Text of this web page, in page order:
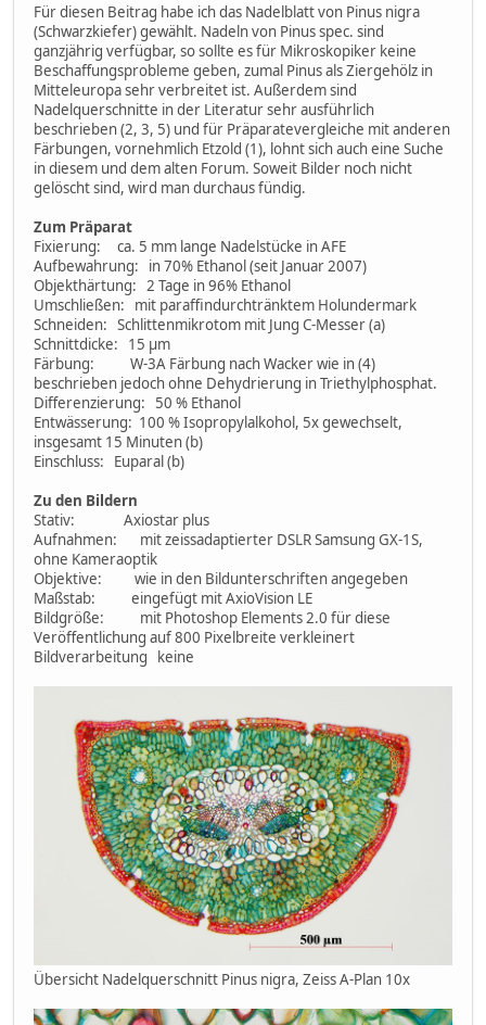
Für diesen Beitrag habe ich das Nadelblatt von Pinus nigra
(Schwarzkiefer) gewählt. Nadeln von Pinus spec. sind
ganzjährig verfügbar, so sollte es für Mikroskopiker keine
Beschaffungsprobleme geben, zumal Pinus als Ziergehölz in
Mitteleuropa sehr verbreitet ist. Außerdem sind
Nadelquerschnitte in der Literatur sehr ausführlich
beschrieben (2, 3, 5) und für Präparatevergleiche mit anderen
Färbungen, vornehmlich Etzold (1), lohnt sich auch eine Suche
in diesem und dem alten Forum. Soweit Bilder noch nicht
gelöscht sind, wird man durchaus fündig.
Zum Präparat
Fixierung: ca. 5 mm lange Nadelstücke in AFE
Aufbewahrung: in 70% Ethanol (seit Januar 2007)
Objekthärtung: 2 Tage in 96% Ethanol
Umschließen: mit paraffindurchtränktem Holundermark
Schneiden: Schlittenmikrotom mit Jung C-Messer (a)
Schnittdicke: 15 µm
Färbung: W-3A Färbung nach Wacker wie in (4)
beschrieben jedoch ohne Dehydrierung in Triethylphosphat.
Differenzierung: 50 % Ethanol
Entwässerung: 100 % Isopropylalkohol, 5x gewechselt,
insgesamt 15 Minuten (b)
Einschluss: Euparal (b)
Zu den Bildern
Stativ: Axiostar plus
Aufnahmen: mit zeissadaptierter DSLR Samsung GX-1S,
ohne Kameraoptik
Objektive: wie in den Bildunterschriften angegeben
Maßstab: eingefügt mit AxioVision LE
Bildgröße: mit Photoshop Elements 2.0 für diese
Veröffentlichung auf 800 Pixelbreite verkleinert
Bildverarbeitung keine
Übersicht Nadelquerschnitt Pinus nigra, Zeiss A-Plan 10x